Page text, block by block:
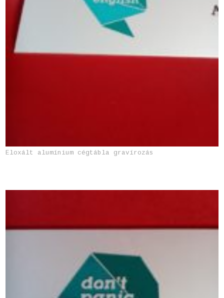
Eloxált alumínium cégtábla gravírozás